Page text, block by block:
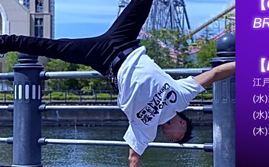
【
【
江
(水
(水
(木